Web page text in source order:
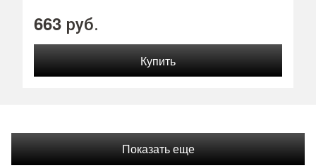
663 руб.
Показать еще